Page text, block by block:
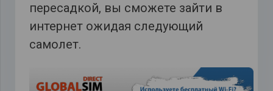
пересадкой, вы сможете зайти в
интернет ожидая следующий
самолет.